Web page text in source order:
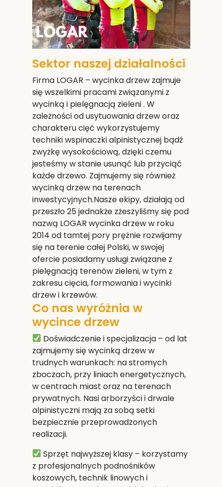
Sektor naszej działalności
Firma LOGAR – wycinka drzew zajmuje
się wszelkimi pracami związanymi z
wycinką i pielęgnacją zieleni . W
zależności od usytuowania drzew oraz
charakteru cięć wykorzystujemy
techniki wspinaczki alpinistycznej bądź
zwyżkę wysokościową, dzięki czemu
jesteśmy w stanie usunąć lub przyciąć
każde drzewo. Zajmujemy się również
wycinką drzew na terenach
inwestycyjnych.Nasze ekipy, działają od
przeszło 25 jednakże zżeszyliśmy się pod
nazwą LOGAR wycinka drzew w roku
2014 od tamtej pory prężnie rozwijamy
się na terenie całej Polski, w swojej
ofercie posiadamy usługi związane z
pielęgnacją terenów zieleni, w tym z
zakresu cięcia, formowania i wycinki
drzew i krzewów.
Co nas wyróżnia w
wycince drzew
Doświadczenie i specjalizacja– od lat
zajmujemy się wycinką drzew w
trudnych warunkach: na stromych
zboczach, przy liniach energetycznych,
w centrach miast oraz na terenach
prywatnych. Nasi arborzyści i drwale
alpinistyczni mają za sobą setki
bezpiecznie przeprowadzonych
realizacji.
Sprzęt najwyższej klasy– korzystamy
z profesjonalnych podnośników
koszowych, technik linowych i